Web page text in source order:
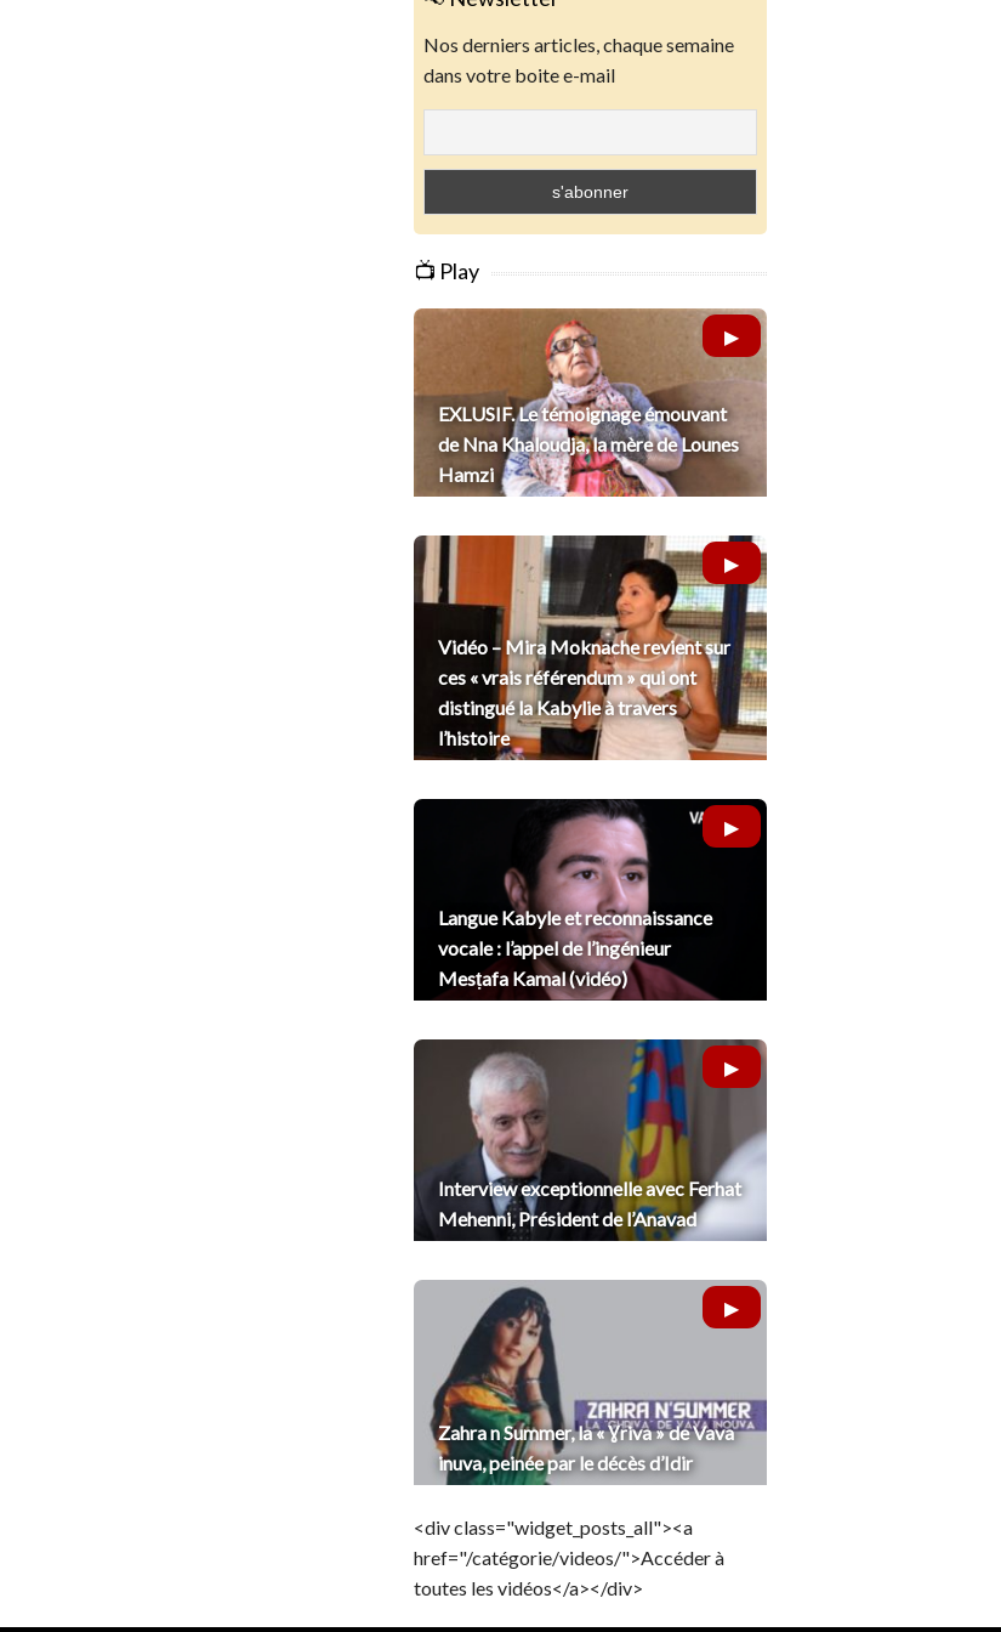
Nos derniers articles, chaque semaine
dans votre boite e-mail
📺 Play
EXLUSIF. Le témoignage émouvant
de Nna Khaloudja, la mère de Lounes
Hamzi
Vidéo – Mira Moknache revient sur
ces « vrais référendum » qui ont
distingué la Kabylie à travers
l’histoire
Langue Kabyle et reconnaissance
vocale : l’appel de l’ingénieur
Mesṭafa Kamal (vidéo)
Interview exceptionnelle avec Ferhat
Mehenni, Président de l’Anavad
Zahra n Summer, la « Ɣriva » de Vava
inuva, peinée par le décès d’Idir
<div class="widget_posts_all"><a
href="/catégorie/videos/">Accéder à
toutes les vidéos</a></div>